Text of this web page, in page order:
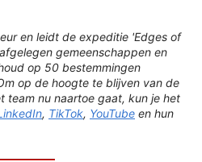
en leidt de expeditie 'Edges of
gemeenschappen en
op 50 bestemmingen
op de hoogte te blijven van de
team nu naartoe gaat, kun je het
, TikTok, YouTube en hun